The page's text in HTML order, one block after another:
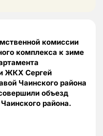
комиссии
комплекса к зиме
ЖКХ Сергей
Чаинского района
объезд
района.